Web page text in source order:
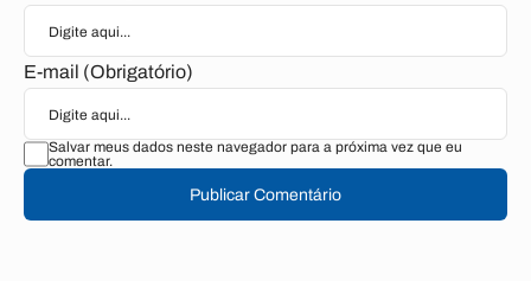
E-mail (Obrigatório)
Salvar meus dados neste navegador para a próxima vez que eu
comentar.
Publicar Comentário